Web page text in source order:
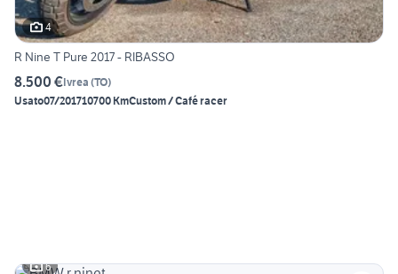
4
R Nine T Pure 2017 - RIBASSO
8.500 €Ivrea (TO)
Usato07/201710700 KmCustom / Café racer
6